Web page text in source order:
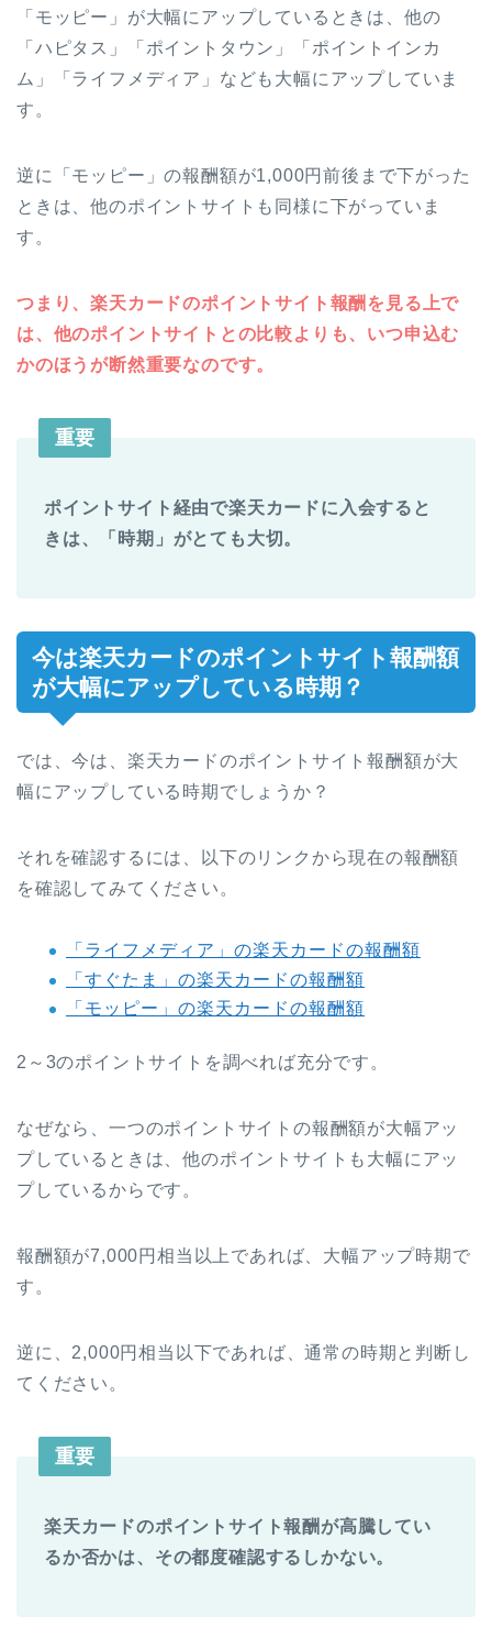
「モッピー」が大幅にアップしているときは、他の
「ハピタス」「ポイントタウン」「ポイントインカ
ム」「ライフメディア」なども大幅にアップしていま
す。
逆に「モッピー」の報酬額が1,000円前後まで下がった
ときは、他のポイントサイトも同様に下がっていま
す。
つまり、楽天カードのポイントサイト報酬を見る上で
は、他のポイントサイトとの比較よりも、いつ申込む
かのほうが断然重要なのです。
重要
ポイントサイト経由で楽天カードに入会すると
きは、「時期」がとても大切。
今は楽天カードのポイントサイト報酬額
が大幅にアップしている時期？
では、今は、楽天カードのポイントサイト報酬額が大
幅にアップしている時期でしょうか？
それを確認するには、以下のリンクから現在の報酬額
を確認してみてください。
「ライフメディア」の楽天カードの報酬額
「すぐたま」の楽天カードの報酬額
「モッピー」の楽天カードの報酬額
2～3のポイントサイトを調べれば充分です。
なぜなら、一つのポイントサイトの報酬額が大幅アッ
プしているときは、他のポイントサイトも大幅にアッ
プしているからです。
報酬額が7,000円相当以上であれば、大幅アップ時期で
す。
逆に、2,000円相当以下であれば、通常の時期と判断し
てください。
重要
楽天カードのポイントサイト報酬が高騰してい
るか否かは、その都度確認するしかない。